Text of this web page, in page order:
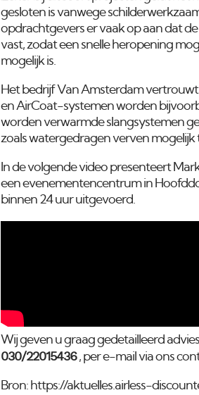
gesloten is vanwege
opdrachtgevers er vaak op aan dat
vast, zodat een snelle heropening
mogelijk is.
Het bedrijf Van Amsterdam
en AirCoat-systemen worden
worden verwarmde slangsystemen
zoals watergedragen verven mogelijk
In de volgende video presenteert
een evenementencentrum in
binnen 24 uur uitgevoerd.
Wij geven u graag gedetailleerd
030/22015436, per e-mail via ons
Bron: https://aktuelles.airless-